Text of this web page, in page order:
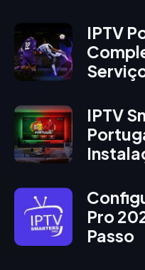
IPTV
IPTV
Pro
Passo